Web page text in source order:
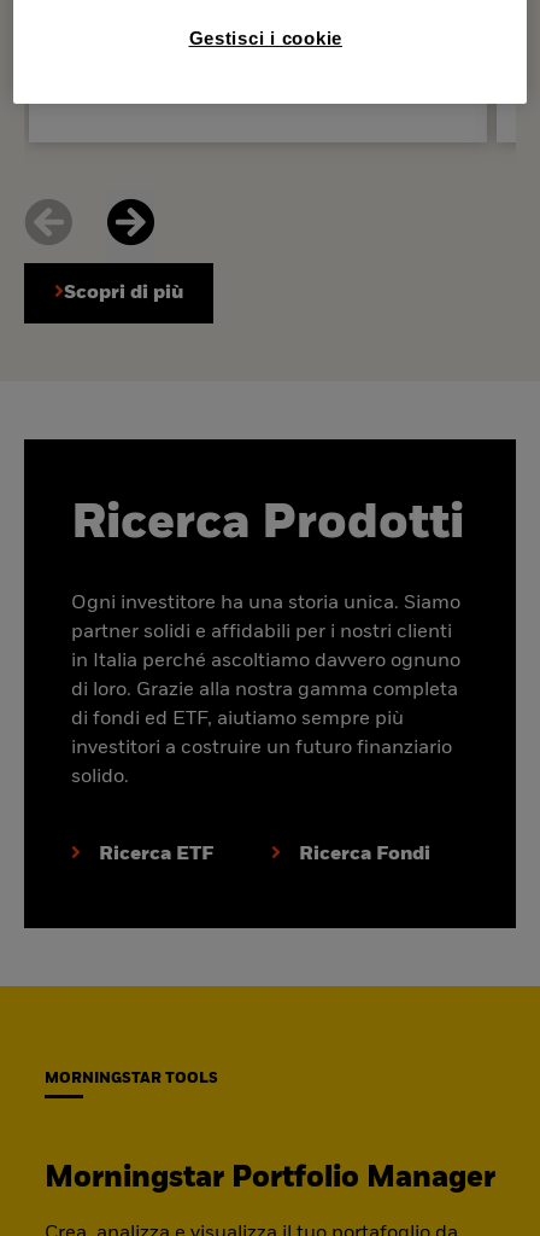
Scopri di più
Ricerca Prodotti
Ogni investitore ha una storia unica. Siamo
partner solidi e affidabili per i nostri clienti
in Italia perché ascoltiamo davvero ognuno
di loro. Grazie alla nostra gamma completa
di fondi ed ETF, aiutiamo sempre più
investitori a costruire un futuro finanziario
solido.
Ricerca ETF Ricerca Fondi
MORNINGSTAR TOOLS
Morningstar Portfolio Manager
Gestisci i cookie